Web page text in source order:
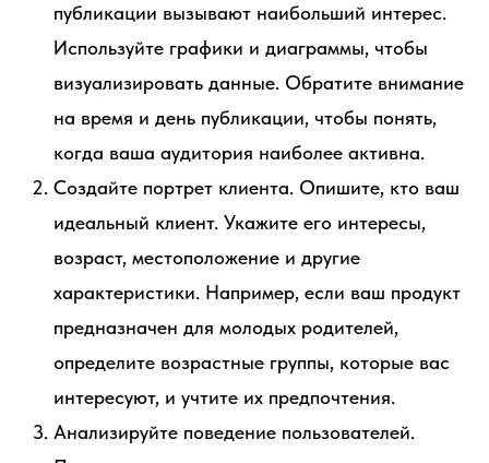
публикации вызывают наибольший интерес.
Используйте графики и диаграммы, чтобы
визуализировать данные. Обратите внимание
на время и день публикации, чтобы понять,
когда ваша аудитория наиболее активна.
Создайте портрет клиента. Опишите, кто ваш
идеальный клиент. Укажите его интересы,
возраст, местоположение и другие
характеристики. Например, если ваш продукт
предназначен для молодых родителей,
определите возрастные группы, которые вас
интересуют, и учтите их предпочтения.
Анализируйте поведение пользователей.